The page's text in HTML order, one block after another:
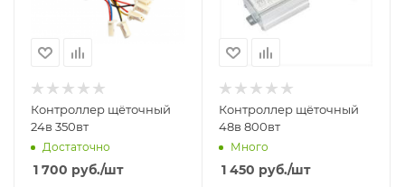
Контроллер щёточный
24в 350вт
Достаточно
1 700 руб./шт
Контроллер щёточный
48в 800вт
Много
1 450 руб./шт